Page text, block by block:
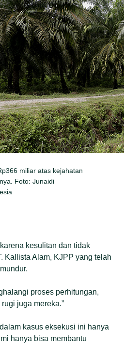
miliar atas kejahatan
Foto: Junaidi
kesulitan dan tidak
Kallista Alam, KJPP yang telah
proses perhitungan,
juga mereka.”
kasus eksekusi ini hanya
hanya bisa membantu